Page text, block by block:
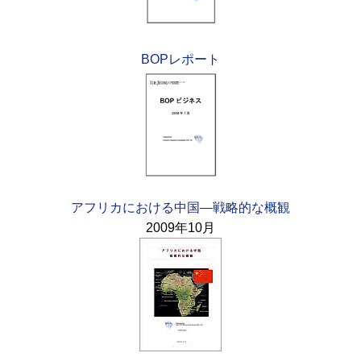
BOPレポート
アフリカにおける中国—戦略的な概観
2009年10月